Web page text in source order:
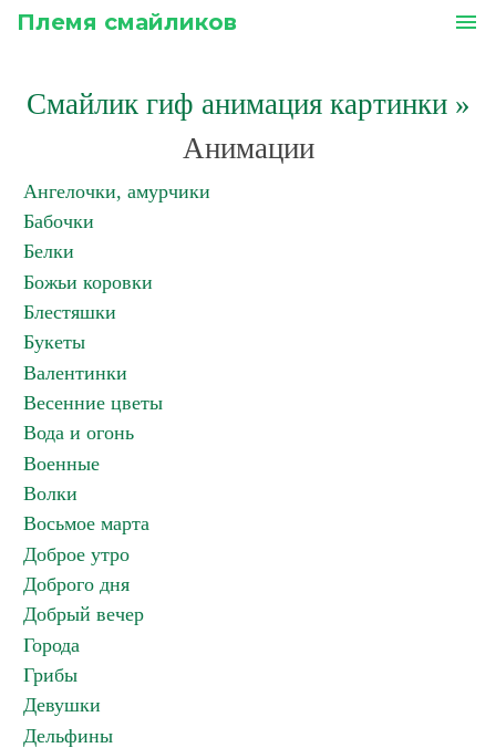
Племя смайликов menu
Смайлик гиф анимация картинки»
Анимации
Ангелочки, амурчики
Бабочки
Белки
Божьи коровки
Блестяшки
Букеты
Валентинки
Весенние цветы
Вода и огонь
Военные
Волки
Восьмое марта
Доброе утро
Доброго дня
Добрый вечер
Города
Грибы
Девушки
Дельфины